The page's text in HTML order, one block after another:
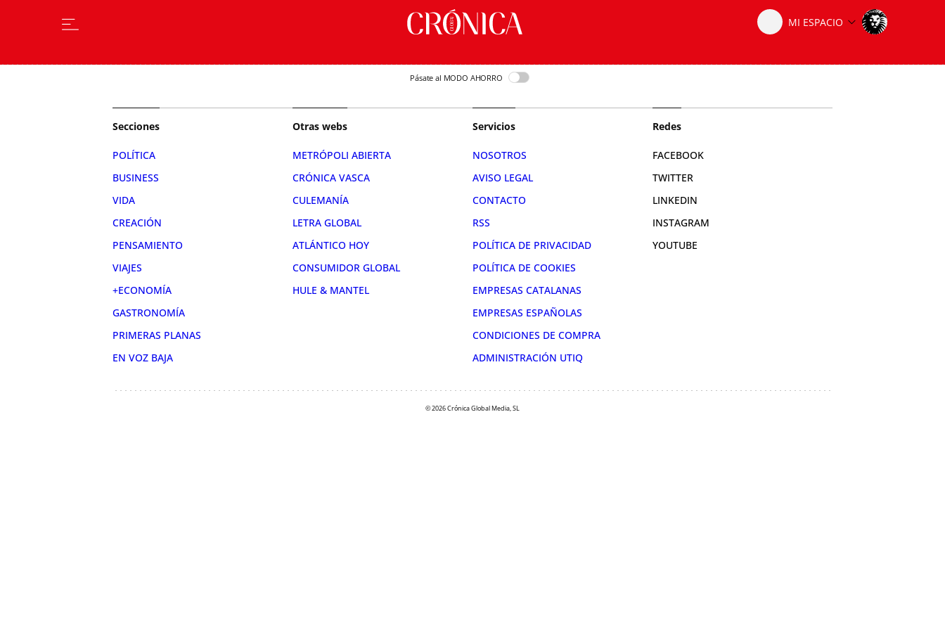
Pásate al MODO AHORRO
Secciones
POLÍTICA
BUSINESS
VIDA
CREACIÓN
PENSAMIENTO
VIAJES
+ECONOMÍA
GASTRONOMÍA
PRIMERAS PLANAS
EN VOZ BAJA
Otras webs
METRÓPOLI ABIERTA
CRÓNICA VASCA
CULEMANÍA
LETRA GLOBAL
ATLÁNTICO HOY
CONSUMIDOR GLOBAL
HULE & MANTEL
Servicios
NOSOTROS
AVISO LEGAL
CONTACTO
RSS
POLÍTICA DE PRIVACIDAD
POLÍTICA DE COOKIES
EMPRESAS CATALANAS
EMPRESAS ESPAÑOLAS
CONDICIONES DE COMPRA
ADMINISTRACIÓN UTIQ
Redes
FACEBOOK
TWITTER
LINKEDIN
INSTAGRAM
YOUTUBE
© 2026 Crónica Global Media, SL